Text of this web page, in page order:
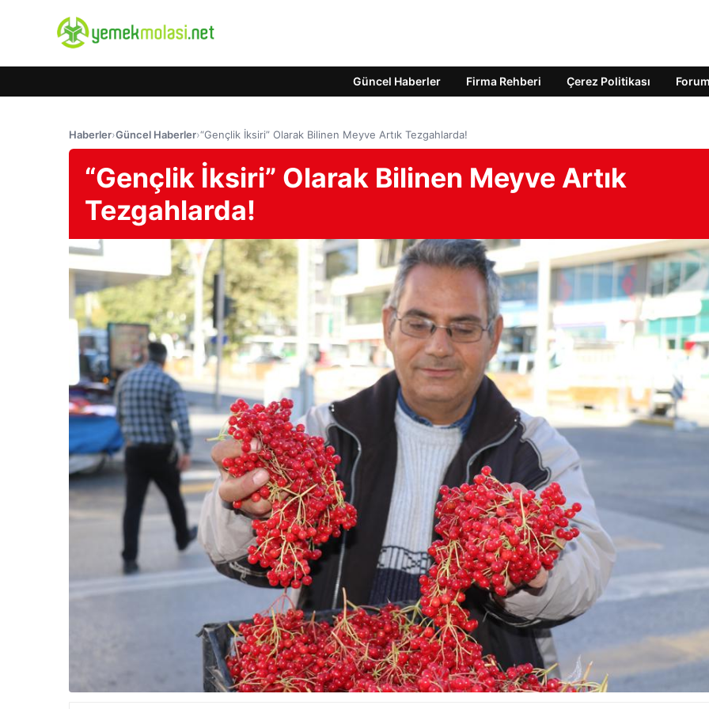
Güncel Haberler Firma Rehberi Çerez Politikası Forum
Haberler›Güncel Haberler›“Gençlik İksiri” Olarak Bilinen Meyve Artık Tezgahlarda!
“Gençlik İksiri” Olarak Bilinen Meyve Artık
Tezgahlarda!